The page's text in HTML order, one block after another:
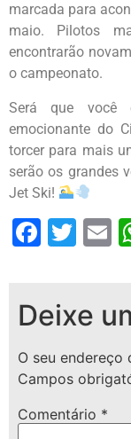
marcada para
maio. Pilotos
encontrarão
o campeonato.
Será que você
emocionante do
torcer para mais
serão os grandes
Jet Ski!
Deixe
O seu endereço
Campos
Comentário *